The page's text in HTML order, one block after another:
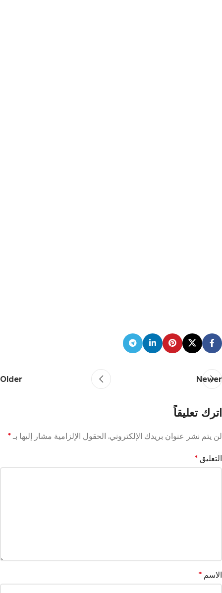
Newer
Older
اترك تعليقاً
لن يتم نشر عنوان بريدك الإلكتروني. الحقول الإلزامية مشار إليها بـ *
التعليق *
الاسم *